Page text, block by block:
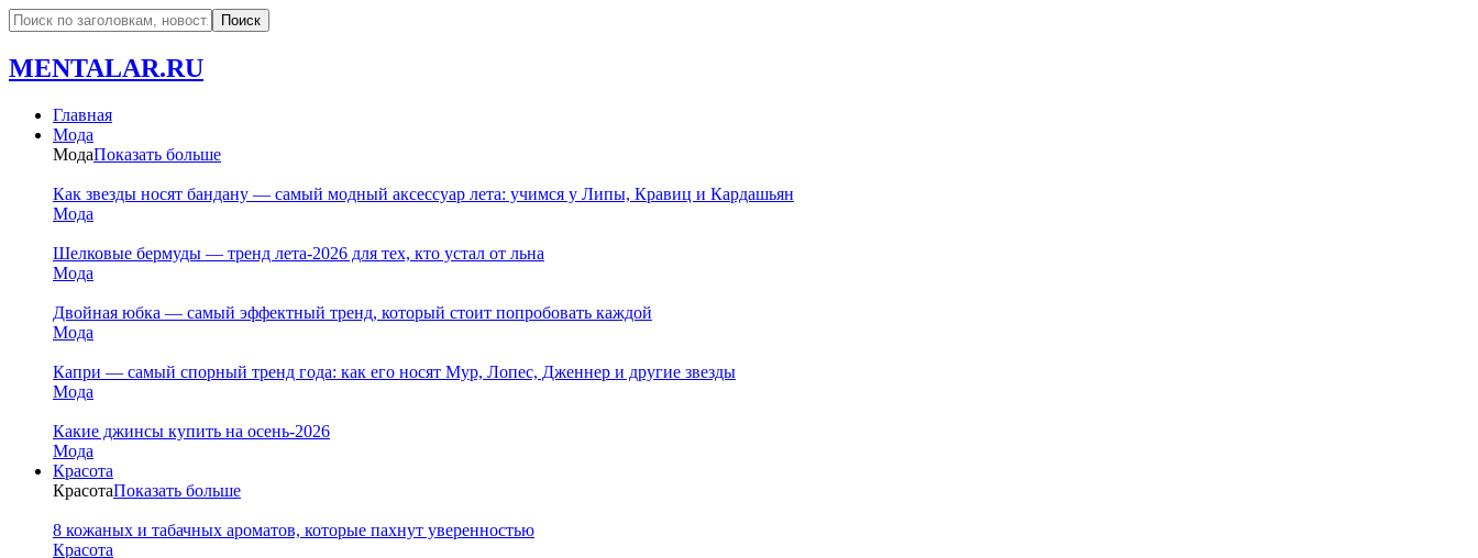
MENTALAR.RU
Главная
Мода
МодаПоказать больше
Как звезды носят бандану — самый модный аксессуар лета: учимся у Липы, Кравиц и Кардашьян
Мода
Шелковые бермуды — тренд лета-2026 для тех, кто устал от льна
Мода
Двойная юбка — самый эффектный тренд, который стоит попробовать каждой
Мода
Капри — самый спорный тренд года: как его носят Мур, Лопес, Дженнер и другие звезды
Мода
Какие джинсы купить на осень-2026
Мода
Красота
КрасотаПоказать больше
8 кожаных и табачных ароматов, которые пахнут уверенностью
Красота